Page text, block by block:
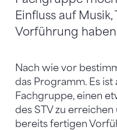
Einfluss auf
Vorführung
Nach wie vor
das Programm. Es ist
Fachgruppe, einen
des STV zu
bereits fertigen